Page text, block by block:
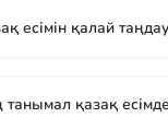
есімін қалай
қазақ